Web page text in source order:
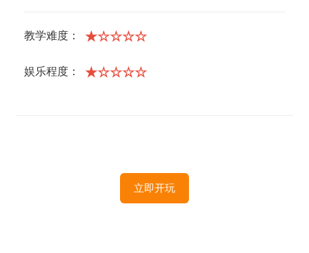
教学难度： ★☆☆☆☆
娱乐程度： ★☆☆☆☆
立即开玩